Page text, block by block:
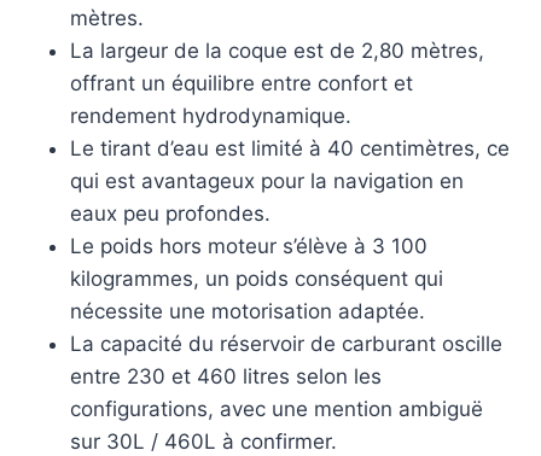
mètres.
La largeur de la coque est de 2,80 mètres,
offrant un équilibre entre confort et
rendement hydrodynamique.
Le tirant d’eau est limité à 40 centimètres, ce
qui est avantageux pour la navigation en
eaux peu profondes.
Le poids hors moteur s’élève à 3 100
kilogrammes, un poids conséquent qui
nécessite une motorisation adaptée.
La capacité du réservoir de carburant oscille
entre 230 et 460 litres selon les
configurations, avec une mention ambiguë
sur 30L / 460L à confirmer.